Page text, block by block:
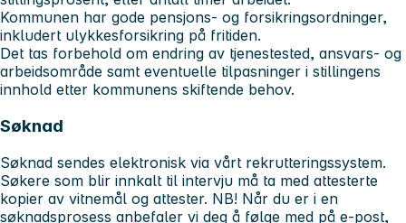
Kommunen har gode pensjons- og forsikringsordninger,
inkludert ulykkesforsikring på fritiden.
Det tas forbehold om endring av tjenestested, ansvars- og
arbeidsområde samt eventuelle tilpasninger i stillingens
innhold etter kommunens skiftende behov.
Søknad
Søknad sendes elektronisk via vårt rekrutteringssystem.
Søkere som blir innkalt til intervju må ta med attesterte
kopier av vitnemål og attester. NB! Når du er i en
søknadsprosess anbefaler vi deg å følge med på e-post,